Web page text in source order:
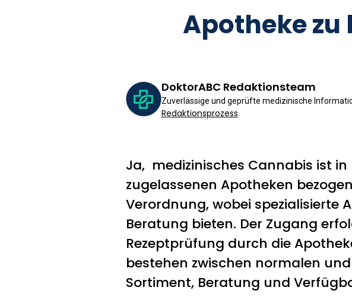
Apotheke zu
DoktorABC Redaktionsteam
Zuverlässige und geprüfte medizinische
Redaktionsprozess
Ja, medizinisches Cannabis ist
zugelassenen Apotheken
Verordnung, wobei spezialisierte
Beratung bieten. Der Zugang
Rezeptprüfung durch die
bestehen zwischen normalen
Sortiment, Beratung und